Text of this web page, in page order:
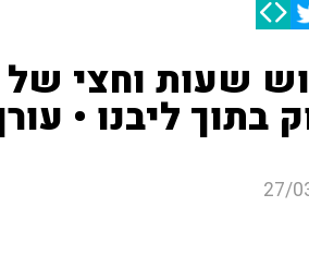
שעות וחצי של
בתוך ליבנו •
27/